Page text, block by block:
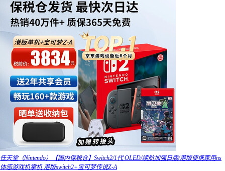
任天堂（Nintendo）【国内保税仓】Switch2/1代 OLED/续航加强日版/港版便携家用ns
体感游戏机掌机 港版switch2+宝可梦传说Z-A